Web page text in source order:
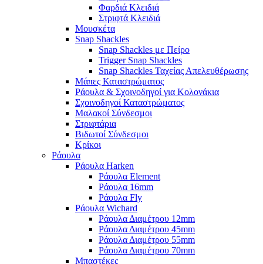
Φαρδιά Κλειδιά
Στριφτά Κλειδιά
Μουσκέτα
Snap Shackles
Snap Shackles με Πείρο
Trigger Snap Shackles
Snap Shackles Ταχείας Απελευθέρωσης
Μάπες Καταστρώματος
Ράουλα & Σχοινοδηγοί για Κολονάκια
Σχοινοδηγοί Καταστρώματος
Μαλακοί Σύνδεσμοι
Στριφτάρια
Βιδωτοί Σύνδεσμοι
Κρίκοι
Ράουλα
Ράουλα Harken
Ράουλα Element
Ράουλα 16mm
Ράουλα Fly
Ράουλα Wichard
Ράουλα Διαμέτρου 12mm
Ράουλα Διαμέτρου 45mm
Ράουλα Διαμέτρου 55mm
Ράουλα Διαμέτρου 70mm
Μπαστέκες